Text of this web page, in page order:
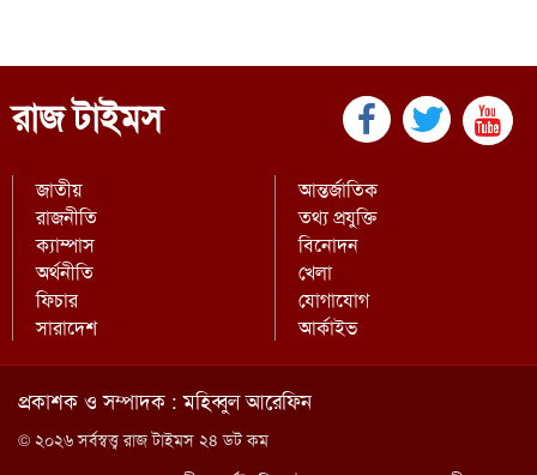
রাজ টাইমস
জাতীয়
রাজনীতি
আন্তর্জাতিক
তথ্য প্রযুক্তি
ক্যাম্পাস
অর্থনীতি
বিনোদন
খেলা
ফিচার
সারাদেশ
যোগাযোগ
আর্কাইভ
প্রকাশক ও সম্পাদক : মহিব্বুল আরেফিন
© ২০২৬ সর্বস্বত্ত্ব রাজ টাইমস ২৪ ডট কম